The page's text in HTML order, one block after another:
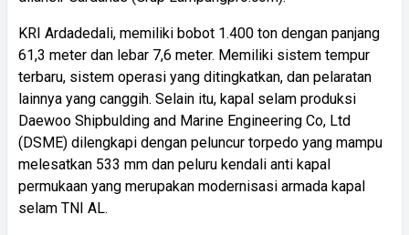
KRI Ardadedali, memiliki bobot 1.400 ton dengan panjang
61,3 meter dan lebar 7,6 meter. Memiliki sistem tempur
terbaru, sistem operasi yang ditingkatkan, dan pelaratan
lainnya yang canggih. Selain itu, kapal selam produksi
Daewoo Shipbulding and Marine Engineering Co, Ltd
(DSME) dilengkapi dengan peluncur torpedo yang mampu
melesatkan 533 mm dan peluru kendali anti kapal
permukaan yang merupakan modernisasi armada kapal
selam TNI AL.